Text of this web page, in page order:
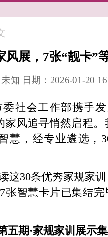
风展，7张“靓卡”
知 日期：2026-01-20
委社会工作部携手
家风追寻悄然启程
慧，经专业遴选，
这30条优秀家规家
张智慧卡片已集结
五期·家规家训展示集